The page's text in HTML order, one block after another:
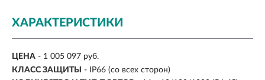
ХАРАКТЕРИСТИКИ
ЦЕНА - 1 005 097 руб.
КЛАСС ЗАЩИТЫ
- IP66 (со всех сторон)